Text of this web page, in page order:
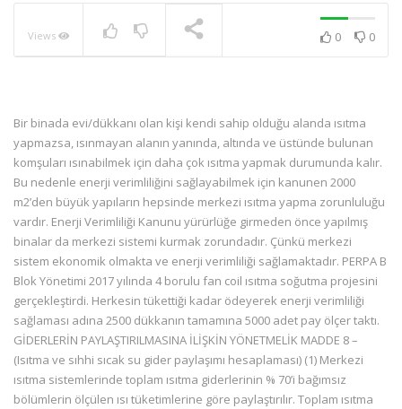
Views 0 0
Bir binada evi/dükkanı olan kişi kendi sahip olduğu alanda ısıtma
yapmazsa, ısınmayan alanın yanında, altında ve üstünde bulunan
komşuları ısınabilmek için daha çok ısıtma yapmak durumunda kalır.
Bu nedenle enerji verimliliğini sağlayabilmek için kanunen 2000
m2’den büyük yapıların hepsinde merkezi ısıtma yapma zorunluluğu
vardır. Enerji Verimliliği Kanunu yürürlüğe girmeden önce yapılmış
binalar da merkezi sistemi kurmak zorundadır. Çünkü merkezi
sistem ekonomik olmakta ve enerji verimliliği sağlamaktadır. PERPA B
Blok Yönetimi 2017 yılında 4 borulu fan coil ısıtma soğutma projesini
gerçekleştirdi. Herkesin tükettiği kadar ödeyerek enerji verimliliği
sağlaması adına 2500 dükkanın tamamına 5000 adet pay ölçer taktı.
GİDERLERİN PAYLAŞTIRILMASINA İLİŞKİN YÖNETMELİK MADDE 8 –
(Isıtma ve sıhhi sıcak su gider paylaşımı hesaplaması) (1) Merkezi
ısıtma sistemlerinde toplam ısıtma giderlerinin % 70’i bağımsız
bölümlerin ölçülen ısı tüketimlerine göre paylaştırılır. Toplam ısıtma